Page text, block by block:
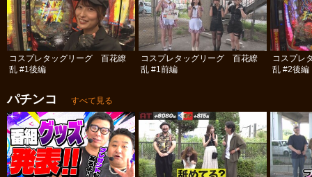
コスプレタッグリーグ 百花繚
乱 #1後編
コスプレタッグリーグ 百花繚
乱 #1前編
コスプレ
乱 #2後編
パチンコ すべて見る